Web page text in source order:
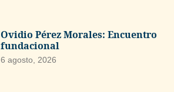
Ovidio Pérez Morales: Encuentro
fundacional
6 agosto, 2026